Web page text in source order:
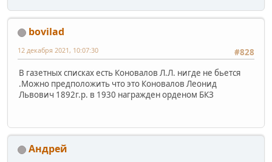
bovilad
#828
12 декабря 2021, 10:07:30
В газетных списках есть Коновалов Л.Л. нигде не бьется
.Можно предположить что это Коновалов Леонид
Львович 1892г.р. в 1930 награжден орденом БКЗ
Андрей